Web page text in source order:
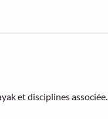
et disciplines associée.